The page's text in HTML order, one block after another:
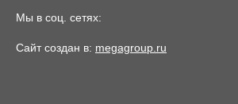
Мы в соц. сетях:
Сайт создан в: megagroup.ru